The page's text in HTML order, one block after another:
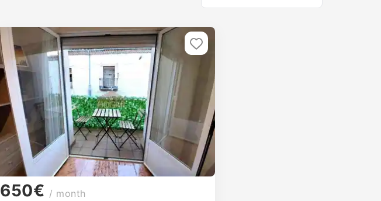
650€ / month